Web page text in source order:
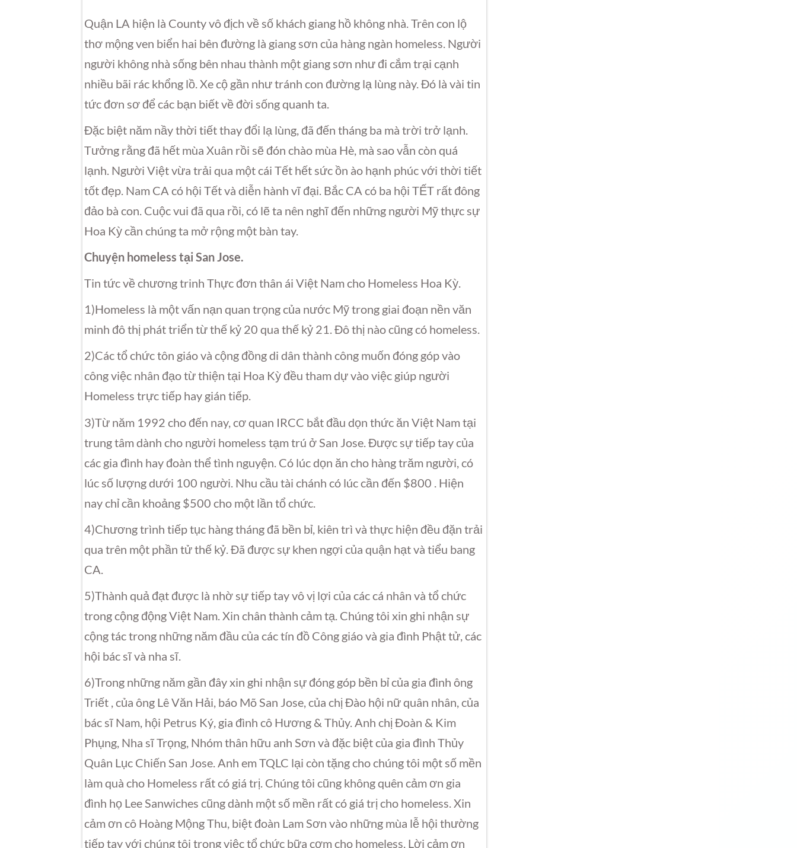
​Quận LA hiện là County vô địch về số khách giang hồ không nhà. Trên con lộ
thơ mộng ven biển hai bên đường là giang sơn của hàng ngàn homeless. Người
người không nhà sống bên nhau thành một giang sơn như đi cắm trại cạnh
nhiều bãi rác khổng lồ. Xe cộ gần như tránh con đường lạ lùng này. Đó là vài tin
tức đơn sơ để các bạn biết về đời sống quanh ta.
Đặc biệt năm nầy thời tiết thay đổi lạ lùng, đã đến tháng ba mà trời trở lạnh.
Tưởng rằng đã hết mùa Xuân rồi sẽ đón chào mùa Hè, mà sao vẫn còn quá
lạnh. Người Việt vừa trải qua một cái Tết hết sức ồn ào hạnh phúc với thời tiết
tốt đẹp. Nam CA có hội Tết và diễn hành vĩ đại. Bắc CA có ba hội TẾT rất đông
đảo bà con. Cuộc vui đã qua rồi, có lẽ ta nên nghĩ đến những người Mỹ thực sự
Hoa Kỳ cần chúng ta mở rộng một bàn tay.
Chuyện homeless tại San Jose.
Tin tức về chương trinh Thực đơn thân ái Việt Nam cho Homeless Hoa Kỳ.
1)Homeless là một vấn nạn quan trọng của nước Mỹ trong giai đoạn nền văn
minh đô thị phát triển từ thế kỷ 20 qua thế kỷ 21. Đô thị nào cũng có homeless.
2)Các tổ chức tôn giáo và cộng đồng di dân thành công muốn đóng góp vào
công việc nhân đạo từ thiện tại Hoa Kỳ đều tham dự vào việc giúp người
Homeless trực tiếp hay gián tiếp.
3)Từ năm 1992 cho đến nay, cơ quan IRCC bắt đầu dọn thức ăn Việt Nam tại
trung tâm dành cho người homeless tạm trú ở San Jose. Được sự tiếp tay của
các gia đình hay đoàn thể tình nguyện. Có lúc dọn ăn cho hàng trăm người, có
lúc số lượng dưới 100 người. Nhu cầu tài chánh có lúc cần đến $800 . Hiện
nay chỉ cần khoảng $500 cho một lần tổ chức.
4)Chương trình tiếp tục hàng tháng đã bền bỉ, kiên trì và thực hiện đều đặn trải
qua trên một phần tử thế kỷ. Đã được sự khen ngợi của quận hạt và tiểu bang
CA.
5)Thành quả đạt được là nhờ sự tiếp tay vô vị lợi của các cá nhân và tổ chức
trong cộng động Việt Nam. Xin chân thành cảm tạ. Chúng tôi xin ghi nhận sự
cộng tác trong những năm đầu của các tín đồ Công giáo và gia đình Phật tử, các
hội bác sĩ và nha sĩ.
6)Trong những năm gần đây xin ghi nhận sự đóng góp bền bỉ của gia đình ông
Triết , của ông Lê Văn Hải, báo Mõ San Jose, của chị Đào hội nữ quân nhân, của
bác sĩ Nam, hội Petrus Ký, gia đình cô Hương & Thủy. Anh chị Đoàn & Kim
Phụng, Nha sĩ Trọng, Nhóm thân hữu anh Sơn và đặc biệt của gia đình Thủy
Quân Lục Chiến San Jose. Anh em TQLC lại còn tặng cho chúng tôi một số mền
làm quà cho Homeless rất có giá trị. Chúng tôi cũng không quên cảm ơn gia
đình họ Lee Sanwiches cũng dành một số mền rất có giá trị cho homeless. Xin
cảm ơn cô Hoàng Mộng Thu, biệt đoàn Lam Sơn vào những mùa lễ hội thường
tiếp tay với chúng tôi trong việc tổ chức bữa cơm cho homeless. Lời cảm ơn